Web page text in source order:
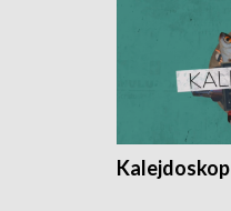
Kalejdoskop